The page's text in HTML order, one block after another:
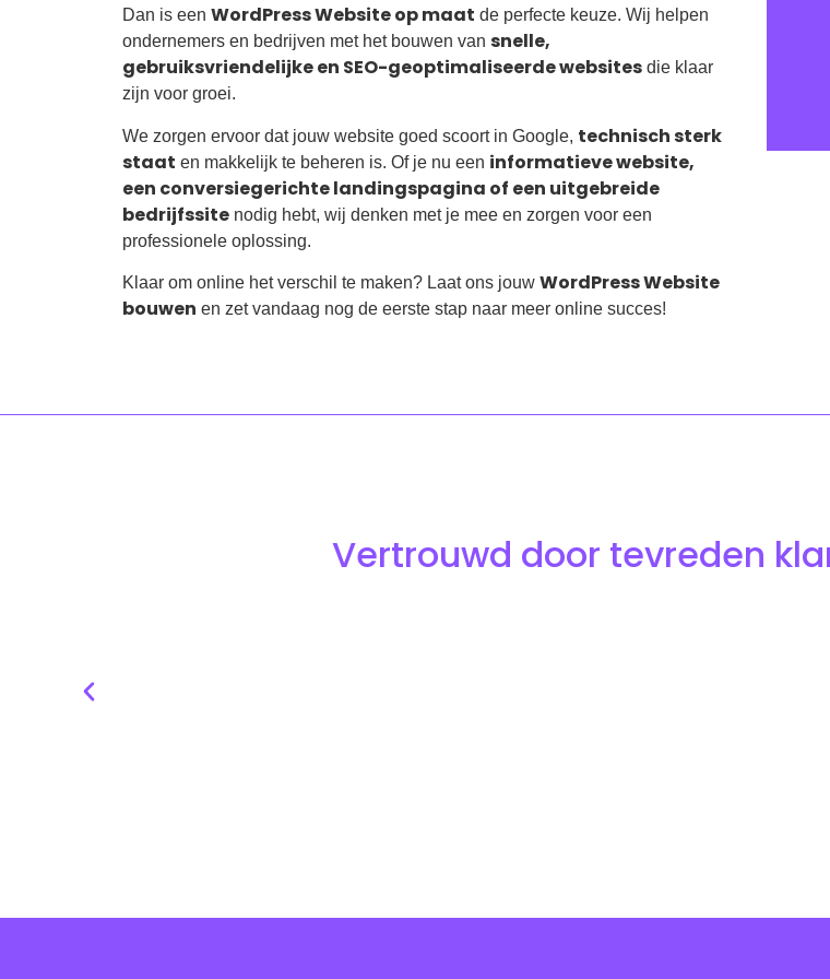
Dan is een WordPress Website op maat de perfecte keuze. Wij helpen
ondernemers en bedrijven met het bouwen van snelle,
gebruiksvriendelijke en SEO-geoptimaliseerde websites die klaar
zijn voor groei.
We zorgen ervoor dat jouw website goed scoort in Google, technisch sterk
staat en makkelijk te beheren is. Of je nu een informatieve website,
een conversiegerichte landingspagina of een uitgebreide
bedrijfssite nodig hebt, wij denken met je mee en zorgen voor een
professionele oplossing.
Klaar om online het verschil te maken? Laat ons jouw WordPress Website
bouwen en zet vandaag nog de eerste stap naar meer online succes!
Vertrouwd door tevreden